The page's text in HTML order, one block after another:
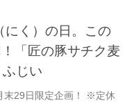
く）の日。この
「匠の豚サチク麦
じい
末29日限定企画！ ※定休